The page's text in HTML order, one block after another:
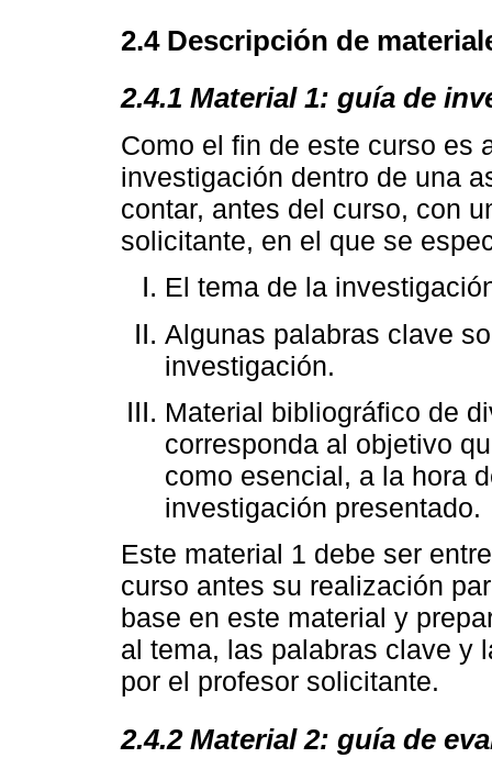
2.4 Descripción de
2.4.1 Material 1: guía de
Como el fin de este curso es
investigación dentro de una
contar, antes del curso, con
solicitante, en el que se
El tema de la
Algunas palabras clave
investigación.
Material bibliográfico de
corresponda al objetivo
como esencial, a la hora
investigación presentado.
Este material 1 debe ser
curso antes su realización
base en este material y
al tema, las palabras clave y
por el profesor solicitante.
2.4.2 Material 2: guía de